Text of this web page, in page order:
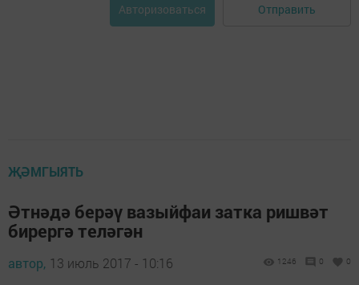
Авторизоваться Отправить
ҖӘМГЫЯТЬ
Әтнәдә берәү вазыйфаи затка ришвәт
бирергә теләгән
автор, 13 июль 2017 - 10:16 1246 0 0